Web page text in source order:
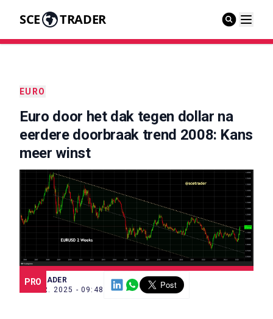
SCE TRADER
EURO
Euro door het dak tegen dollar na
eerdere doorbraak trend 2008: Kans
meer winst
PRO
SCE TRADER
21 APR. 2025 - 09:48